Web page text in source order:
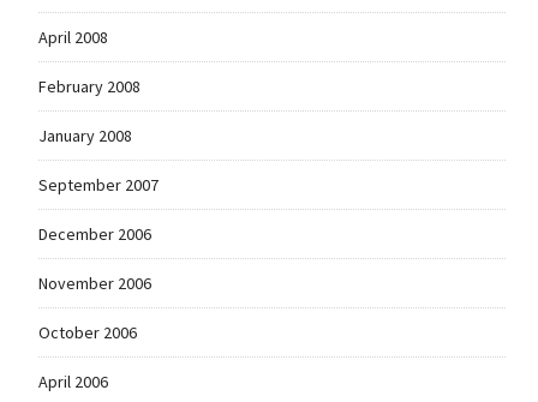
April 2008
February 2008
January 2008
September 2007
December 2006
November 2006
October 2006
April 2006